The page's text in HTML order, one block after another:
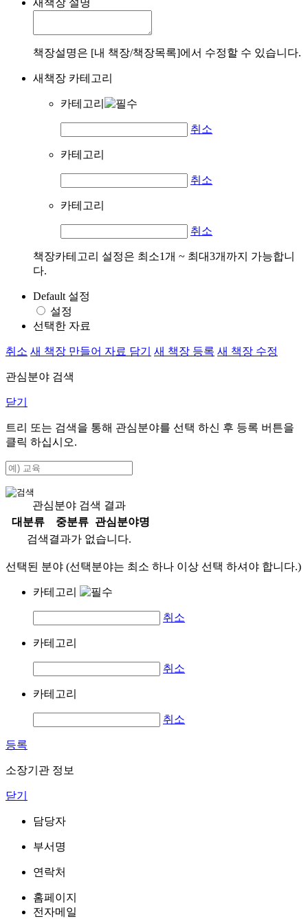
책장설명은 [내 책장/책장목록]에서 수정할 수 있습니다.
새책장 카테고리
카테고리
취소
카테고리
취소
카테고리
취소
책장카테고리 설정은 최소1개 ~ 최대3개까지 가능합니
다.
Default 설정
설정
선택한 자료
취소 새 책장 만들어 자료 담기 새 책장 등록 새 책장 수정
관심분야 검색
닫기
트리 또는 검색을 통해 관심분야를 선택 하신 후 등록 버튼을
클릭 하십시오.
관심분야 검색 결과
대분류
중분류
관심분야명
검색결과가 없습니다.
선택된 분야 (선택분야는 최소 하나 이상 선택 하셔야 합니다.)
카테고리
취소
카테고리
취소
카테고리
취소
등록
소장기관 정보
닫기
담당자
부서명
연락처
홈페이지
전자메일